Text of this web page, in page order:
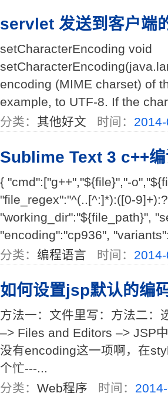
servlet 发送到客户端
setCharacterEncoding void
encoding (MIME charset) of
example, to UTF-8. If the
分类： 其他好文 时间：
Sublime Text 3 c++
{ "cmd":["g++","${file}","-
"file_regex":"^(..[^:]*):([0-
"working_dir":"${file_path}",
"encoding":"cp936",
分类： 编程语言 时间：
如何设置jsp默认的编
方法一：文件里写：方法二
–> Files and Editors –> JSP
没有encoding这一项啊，在
个忙---...
分类： Web程序 时间：